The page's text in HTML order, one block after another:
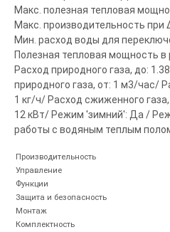
Макс. полезная тепловая
Макс. производительность
Мин. расход воды для
Полезная тепловая мощность
Расход природного газа, до:
природного газа, от: 1 м3/час/
1 кг/ч/ Расход сжиженного
12 кВт/ Режим 'зимний': Да /
работы с водяным теплым
Производительность
Управление
Функции
Защита и безопасность
Монтаж
Комплектность